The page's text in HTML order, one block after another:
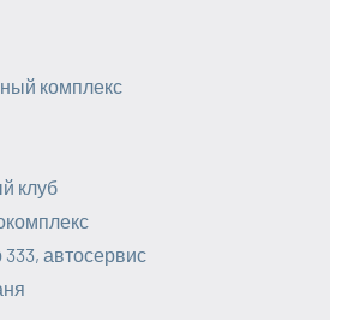
комплекс
клуб
автосервис